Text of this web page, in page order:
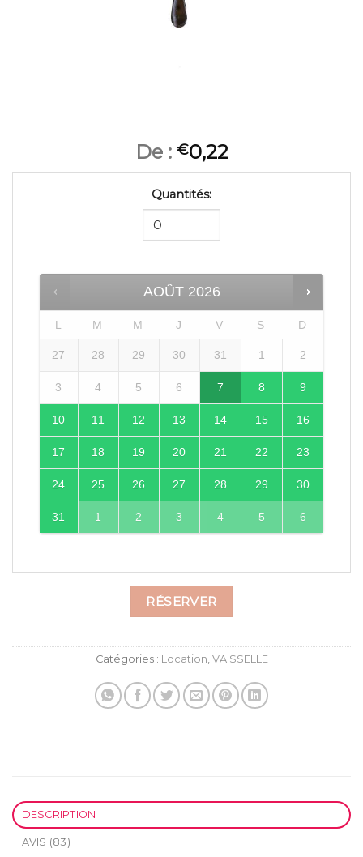
De : €0,22
Quantités:
AOÛT 2026
L M M J V S D
27 28 29 30 31 1 2
3 4 5 6 7 8 9
10 11 12 13 14 15 16
17 18 19 20 21 22 23
24 25 26 27 28 29 30
31 1 2 3 4 5 6
RÉSERVER
Catégories : Location, VAISSELLE
DESCRIPTION
AVIS (83)